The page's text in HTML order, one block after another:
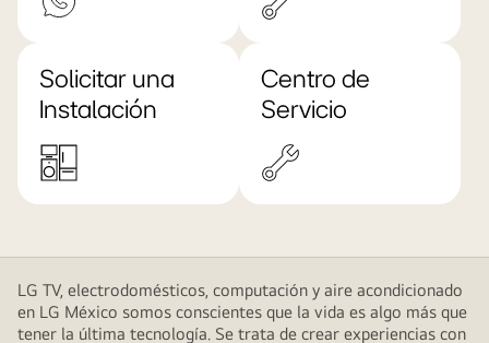
Solicitar una
Instalación
Centro de
Servicio
LG TV, electrodomésticos, computación y aire acondicionado
en LG México somos conscientes que la vida es algo más que
tener la última tecnología. Se trata de crear experiencias con